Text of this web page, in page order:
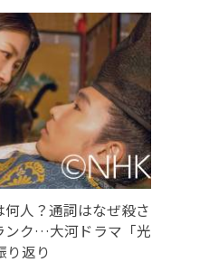
人？通詞はなぜ殺さ
ンク…大河ドラマ「光
り返り